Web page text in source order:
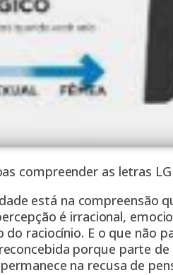
compreender as letras
está na compreensão
é irracional,
do raciocínio. E o que não
porque parte
na recusa de